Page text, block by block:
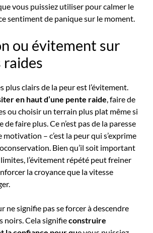
vous puissiez utiliser pour calmer le
sentiment de panique sur le moment.
ou évitement sur
raides
plus clairs de la peur est l’évitement.
en haut d’une pente raide, faire de
ou choisir un terrain plus plat même si
de faire plus. Ce n’est pas de la paresse
– c’est la peur qui s’exprime
Bien qu’il soit important
l’évitement répété peut freiner
la croyance que la vitesse
ne signifie pas se forcer à descendre
noirs. Cela signifieconstruire